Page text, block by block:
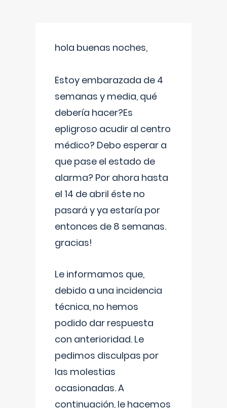
hola buenas noches,
Estoy embarazada de 4
semanas y media, qué
debería hacer?Es
epligroso acudir al centro
médico? Debo esperar a
que pase el estado de
alarma? Por ahora hasta
el 14 de abril éste no
pasará y ya estaría por
entonces de 8 semanas.
gracias!
Le informamos que,
debido a una incidencia
técnica, no hemos
podido dar respuesta
con anterioridad. Le
pedimos disculpas por
las molestias
ocasionadas. A
continuación, le hacemos